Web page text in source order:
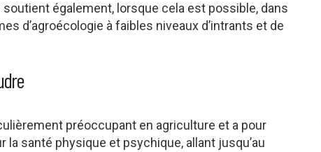
également, lorsque cela est possible, dans
d’agroécologie à faibles niveaux d’intrants et de
préoccupant en agriculture et a pour
santé physique et psychique, allant jusqu’au